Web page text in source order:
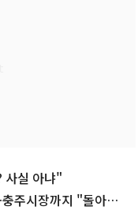
사실 아냐"
주시장까지 "돌아올